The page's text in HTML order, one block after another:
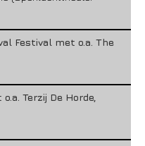
Festival met o.a. The
Terzij De Horde,